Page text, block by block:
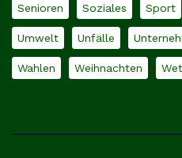
Senioren Soziales Sport
Umwelt Unfälle
Wahlen Weihnachten